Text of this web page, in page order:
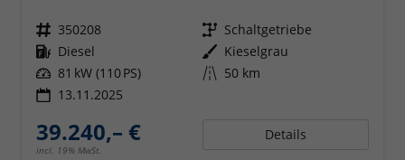
Fahrzeugnr. 350208 Getriebe Schaltgetriebe
Kraftstoff Diesel Außenfarbe Kieselgrau
Leistung 81 kW (110 PS) Kilometerstand 50 km
13.11.2025
39.240,– €
incl. 19% MwSt.
Details